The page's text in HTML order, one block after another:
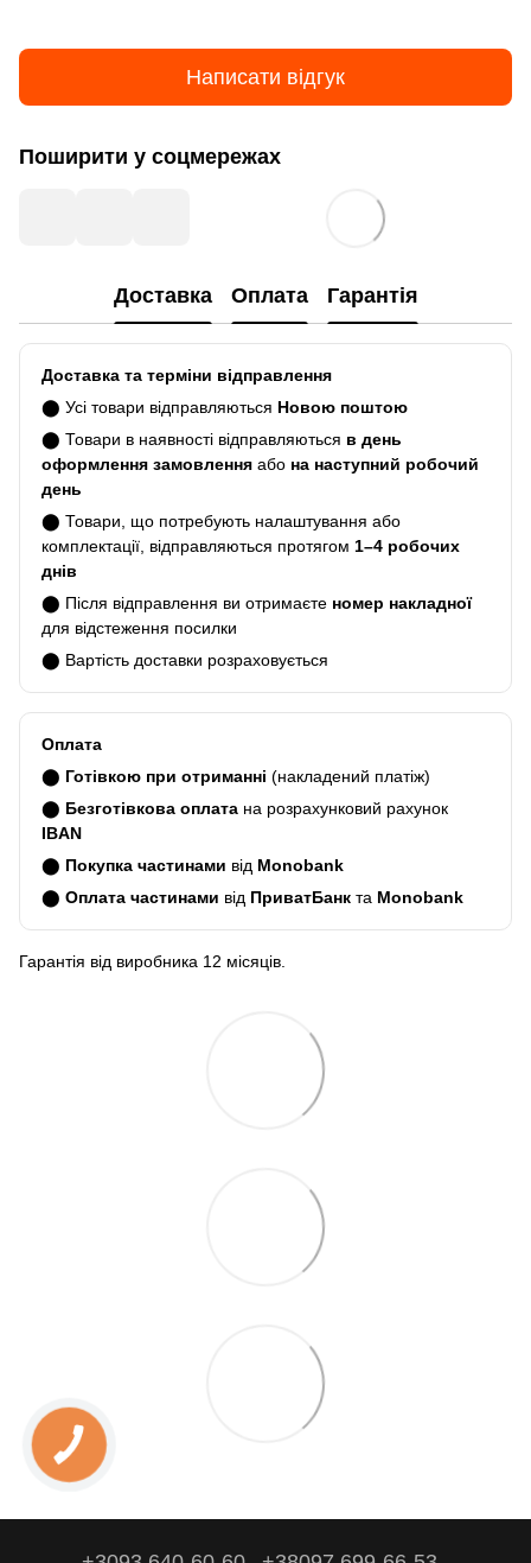
Написати відгук
Поширити у соцмережах
Доставка Оплата Гарантія
Доставка та терміни відправлення
⬤ Усі товари відправляються Новою поштою
⬤ Товари в наявності відправляються в день
оформлення замовлення або на наступний робочий
день
⬤ Товари, що потребують налаштування або
комплектації, відправляються протягом 1–4 робочих
днів
⬤ Після відправлення ви отримаєте номер накладної
для відстеження посилки
⬤ Вартість доставки розраховується
Оплата
⬤ Готівкою при отриманні (накладений платіж)
⬤ Безготівкова оплата на розрахунковий рахунок
IBAN
⬤ Покупка частинами від Monobank
⬤ Оплата частинами від ПриватБанк та Monobank
Гарантія від виробника 12 місяців.